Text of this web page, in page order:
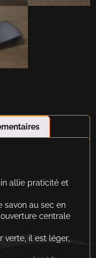
allie praticité et
savon au sec en
centrale
verte, il est léger,